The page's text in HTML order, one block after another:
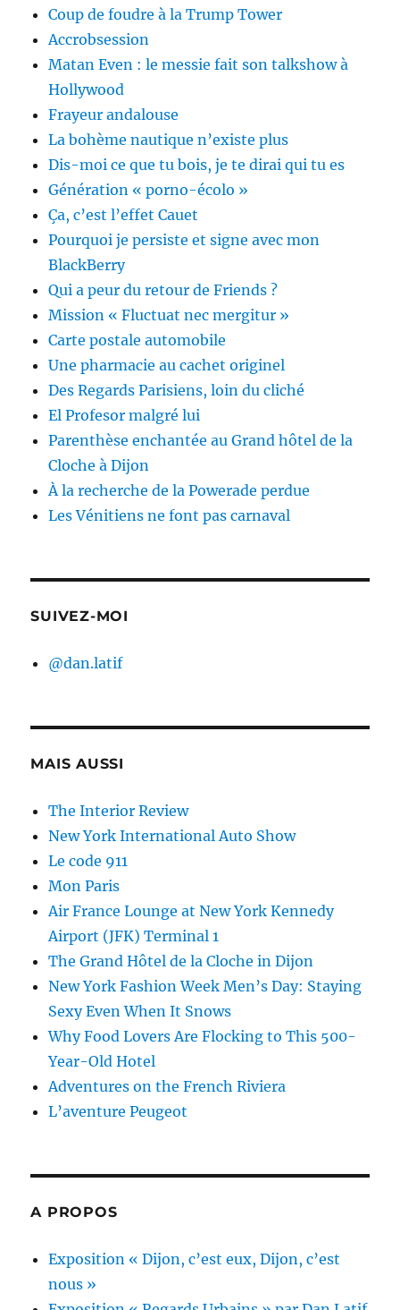
Coup de foudre à la Trump Tower
Accrobsession
Matan Even : le messie fait son talkshow à
Hollywood
Frayeur andalouse
La bohème nautique n’existe plus
Dis-moi ce que tu bois, je te dirai qui tu es
Génération « porno-écolo »
Ça, c’est l’effet Cauet
Pourquoi je persiste et signe avec mon
BlackBerry
Qui a peur du retour de Friends ?
Mission « Fluctuat nec mergitur »
Carte postale automobile
Une pharmacie au cachet originel
Des Regards Parisiens, loin du cliché
El Profesor malgré lui
Parenthèse enchantée au Grand hôtel de la
Cloche à Dijon
À la recherche de la Powerade perdue
Les Vénitiens ne font pas carnaval
SUIVEZ-MOI
@dan.latif
MAIS AUSSI
The Interior Review
New York International Auto Show
Le code 911
Mon Paris
Air France Lounge at New York Kennedy
Airport (JFK) Terminal 1
The Grand Hôtel de la Cloche in Dijon
New York Fashion Week Men’s Day: Staying
Sexy Even When It Snows
Why Food Lovers Are Flocking to This 500-
Year-Old Hotel
Adventures on the French Riviera
L’aventure Peugeot
A PROPOS
Exposition « Dijon, c’est eux, Dijon, c’est
nous »